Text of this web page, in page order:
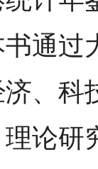
通过
、科
论研